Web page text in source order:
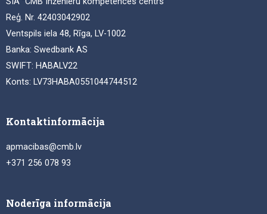
Reģ. Nr. 42403042902
Ventspils iela 48, Rīga, LV-1002
Banka: Swedbank AS
SWIFT: HABALV22
Konts: LV73HABA0551044744512
Kontaktinformācija
apmacibas@cmb.lv
+371 256 078 93
Noderīga informācija